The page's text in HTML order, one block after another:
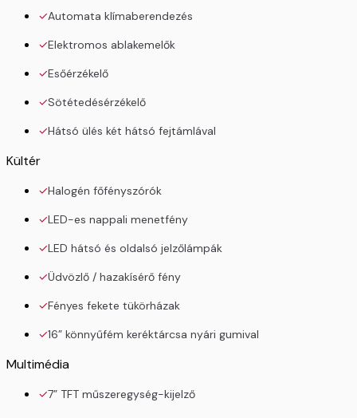
Automata klímaberendezés
Elektromos ablakemelők
Esőérzékelő
Sötétedésérzékelő
Hátsó ülés két hátsó fejtámlával
Kültér
Halogén főfényszórók
LED-es nappali menetfény
LED hátsó és oldalsó jelzőlámpák
Üdvözlő / hazakísérő fény
Fényes fekete tükörházak
16” könnyűfém keréktárcsa nyári gumival
Multimédia
7” TFT műszeregység-kijelző